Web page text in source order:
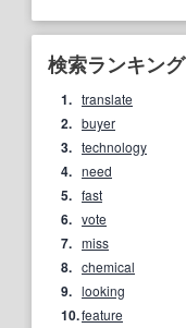
検索ランキング
1. translate
2. buyer
3. technology
4. need
5. fast
6. vote
7. miss
8. chemical
9. looking
10.feature